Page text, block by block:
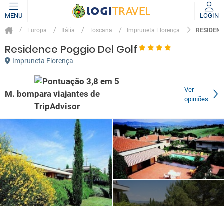
MENU LOGIN
Europa Itália Toscana Impruneta Florença
Residence Poggio Del Golf
Impruneta Florença
M. bom
Ver
opiniões